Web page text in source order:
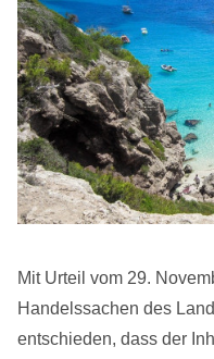
Mit Urteil vom 29.
Handelssachen des
entschieden, dass der